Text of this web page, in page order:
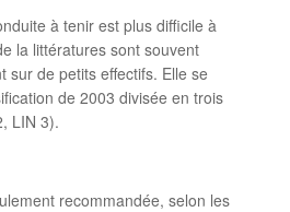
à tenir est plus difficile à
la littératures sont souvent
sur de petits effectifs. Elle se
de 2003 divisée en trois
LIN 3).
recommandée, selon les